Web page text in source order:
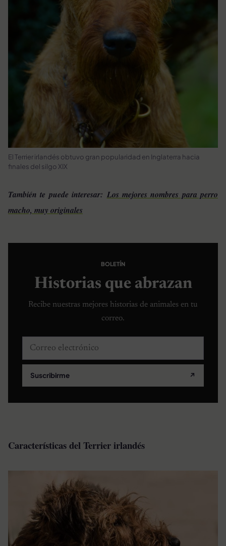
El Terrier irlandés obtuvo gran popularidad en Inglaterra hacia
finales del silgo XIX
También te puede interesar: Los mejores nombres para perro
macho, muy originales
BOLETÍN
Historias que abrazan
Recibe nuestras mejores historias de animales en tu
correo.
Correo electrónico
Suscribirme ↗
Características del Terrier irlandés